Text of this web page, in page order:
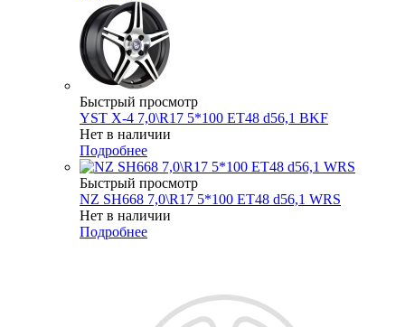
Быстрый просмотр
YST X-4 7,0\R17 5*100 ET48 d56,1 BKF
Нет в наличии
Подробнее
Быстрый просмотр
NZ SH668 7,0\R17 5*100 ET48 d56,1 WRS
Нет в наличии
Подробнее